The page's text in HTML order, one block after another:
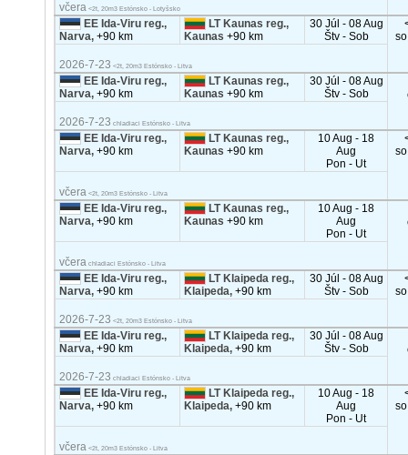
včera <2t, 20m3 Estónsko - Lotyšsko
EE Ida-Viru reg.,
Narva,+90 km
LT Kaunas reg.,
Kaunas+90 km
30 Júl - 08 Aug
Štv - Sob
2026-7-23 <2t, 20m3 Estónsko - Litva
EE Ida-Viru reg.,
Narva,+90 km
LT Kaunas reg.,
Kaunas+90 km
30 Júl - 08 Aug
Štv - Sob
2026-7-23 chladiaci Estónsko - Litva
EE Ida-Viru reg.,
Narva,+90 km
LT Kaunas reg.,
Kaunas+90 km
10 Aug - 18
Aug
Pon - Ut
včera <2t, 20m3 Estónsko - Litva
EE Ida-Viru reg.,
Narva,+90 km
LT Kaunas reg.,
Kaunas+90 km
10 Aug - 18
Aug
Pon - Ut
včera chladiaci Estónsko - Litva
EE Ida-Viru reg.,
Narva,+90 km
LT Klaipeda reg.,
Klaipeda,+90 km
30 Júl - 08 Aug
Štv - Sob
2026-7-23 <2t, 20m3 Estónsko - Litva
EE Ida-Viru reg.,
Narva,+90 km
LT Klaipeda reg.,
Klaipeda,+90 km
30 Júl - 08 Aug
Štv - Sob
2026-7-23 chladiaci Estónsko - Litva
EE Ida-Viru reg.,
Narva,+90 km
LT Klaipeda reg.,
Klaipeda,+90 km
10 Aug - 18
Aug
Pon - Ut
včera <2t, 20m3 Estónsko - Litva